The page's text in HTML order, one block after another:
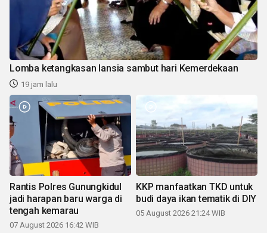
Lomba ketangkasan lansia sambut hari Kemerdekaan
19 jam lalu
Rantis Polres Gunungkidul
jadi harapan baru warga di
tengah kemarau
07 August 2026 16:42 WIB
KKP manfaatkan TKD untuk
budi daya ikan tematik di DIY
05 August 2026 21:24 WIB